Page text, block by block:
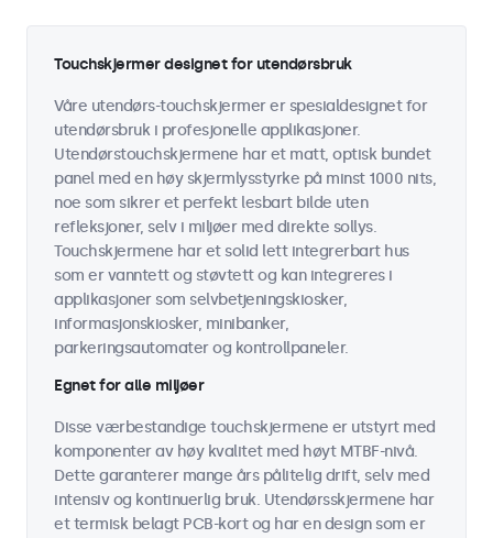
Touchskjermer designet for utendørsbruk
Våre utendørs-touchskjermer er spesialdesignet for
utendørsbruk i profesjonelle applikasjoner.
Utendørstouchskjermene har et matt, optisk bundet
panel med en høy skjermlysstyrke på minst 1000 nits,
noe som sikrer et perfekt lesbart bilde uten
refleksjoner, selv i miljøer med direkte sollys.
Touchskjermene har et solid lett integrerbart hus
som er vanntett og støvtett og kan integreres i
applikasjoner som selvbetjeningskiosker,
informasjonskiosker, minibanker,
parkeringsautomater og kontrollpaneler.
Egnet for alle miljøer
Disse værbestandige touchskjermene er utstyrt med
komponenter av høy kvalitet med høyt MTBF-nivå.
Dette garanterer mange års pålitelig drift, selv med
intensiv og kontinuerlig bruk. Utendørsskjermene har
et termisk belagt PCB-kort og har en design som er